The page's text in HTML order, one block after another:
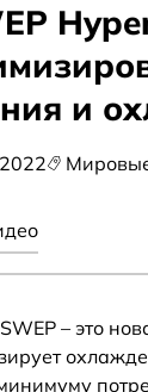
и
– это